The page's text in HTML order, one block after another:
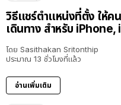
วิธีแชร์ตำแหน่งที่ตั้ง ให้ค
เดินทาง สำหรับ iPhone,
โดย Sasithakan Sritonthip
ประมาณ 13 ชั่วโมงที่แล้ว
อ่านเพิ่มเติม